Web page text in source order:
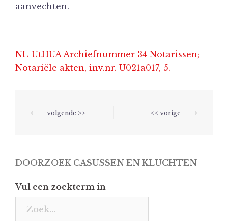
aanvechten.
NL-UtHUA Archiefnummer 34 Notarissen;
Notariële akten, inv.nr. U021a017, 5.
Berichtnavigatie
⟵ ⟶
DOORZOEK CASUSSEN EN KLUCHTEN
Vul een zoekterm in